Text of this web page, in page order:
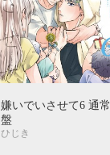
嫌いでいさせて6 通常
盤
ひじき